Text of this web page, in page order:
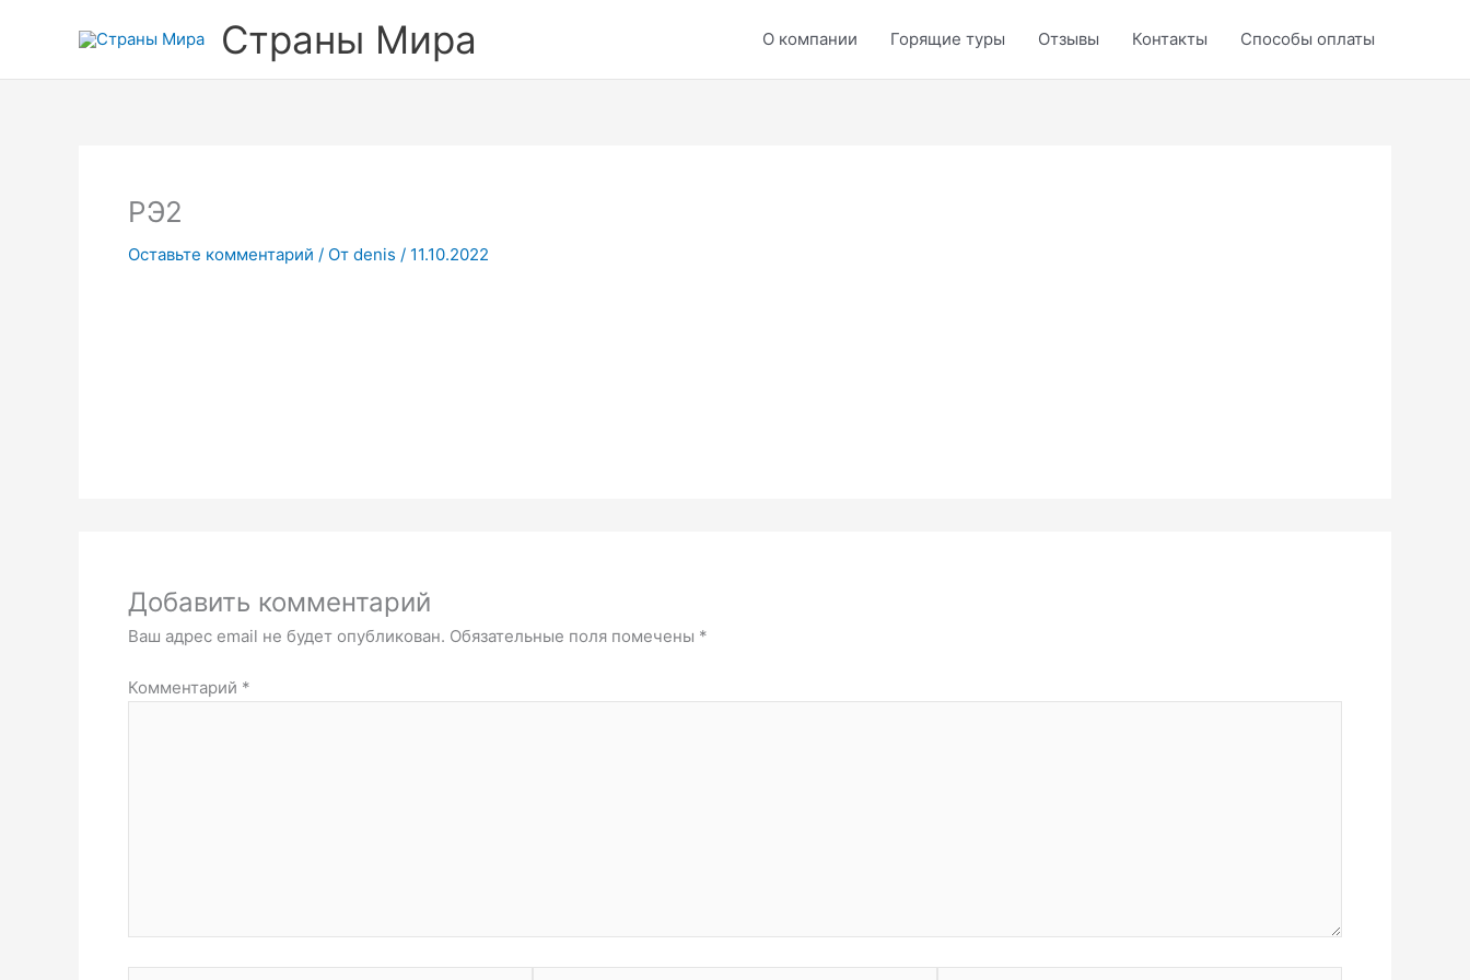
Страны Мира О компании Горящие туры Отзывы Контакты Способы оплаты
РЭ2
Оставьте комментарий / От denis / 11.10.2022
Добавить комментарий
Ваш адрес email не будет опубликован. Обязательные поля помечены *
Комментарий *